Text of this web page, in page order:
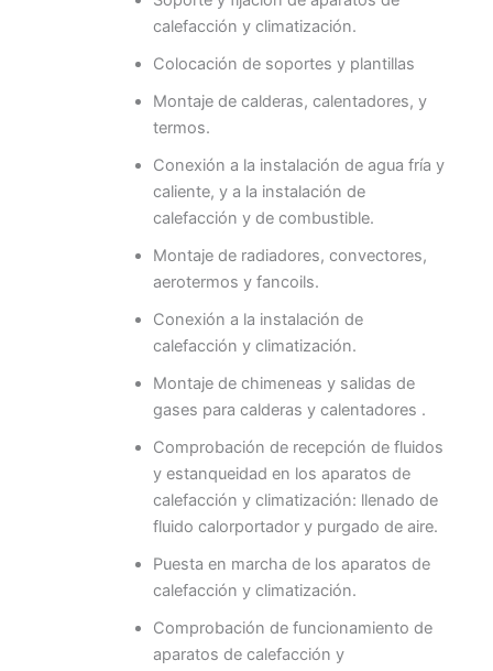
calefacción y climatización.
Colocación de soportes y plantillas
Montaje de calderas, calentadores, y
termos.
Conexión a la instalación de agua fría y
caliente, y a la instalación de
calefacción y de combustible.
Montaje de radiadores, convectores,
aerotermos y fancoils.
Conexión a la instalación de
calefacción y climatización.
Montaje de chimeneas y salidas de
gases para calderas y calentadores .
Comprobación de recepción de fluidos
y estanqueidad en los aparatos de
calefacción y climatización: llenado de
fluido calorportador y purgado de aire.
Puesta en marcha de los aparatos de
calefacción y climatización.
Comprobación de funcionamiento de
aparatos de calefacción y